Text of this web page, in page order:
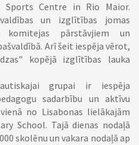
Sports Centre in Rio Maior.
un izglītības jomas
komitejas pārstāvjiem un
Arī šeit iespēja vērot,
kopējā izglītības lauka
grupai ir iespēja
sadarbību un aktīvu
no Lisabonas lielākajām
School. Tajā dienas nodaļā
skolēnu un vakara nodaļā ap